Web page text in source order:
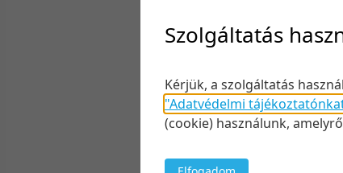
Szolgáltatás
Kérjük, a szolgáltatás
"Adatvédelmi
(cookie) használunk,